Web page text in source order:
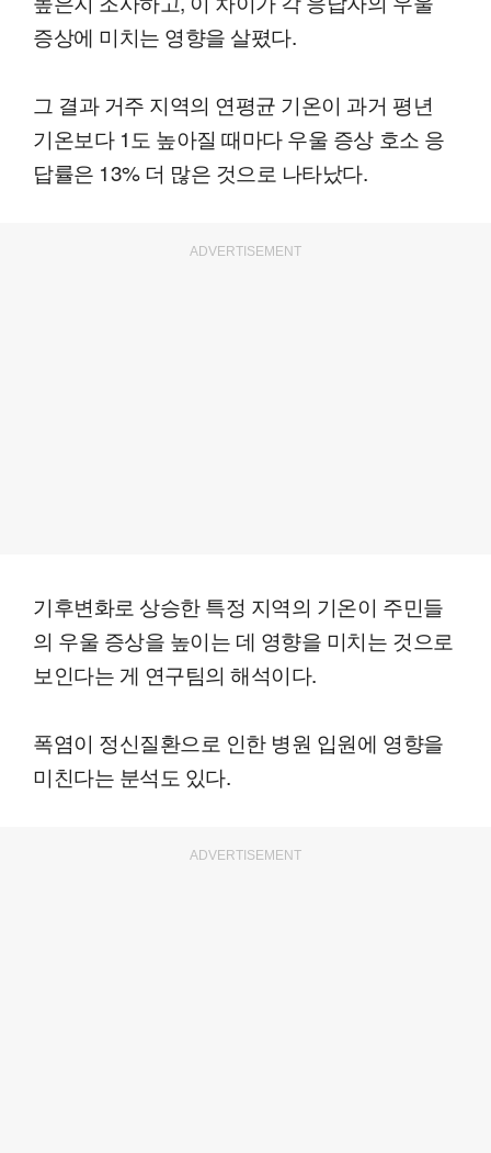
증상에 미치는 영향을 살폈다.
그 결과 거주 지역의 연평균 기온이 과거 평년
기온보다 1도 높아질 때마다 우울 증상 호소 응
답률은 13% 더 많은 것으로 나타났다.
ADVERTISEMENT
기후변화로 상승한 특정 지역의 기온이 주민들
의 우울 증상을 높이는 데 영향을 미치는 것으로
보인다는 게 연구팀의 해석이다.
폭염이 정신질환으로 인한 병원 입원에 영향을
미친다는 분석도 있다.
ADVERTISEMENT